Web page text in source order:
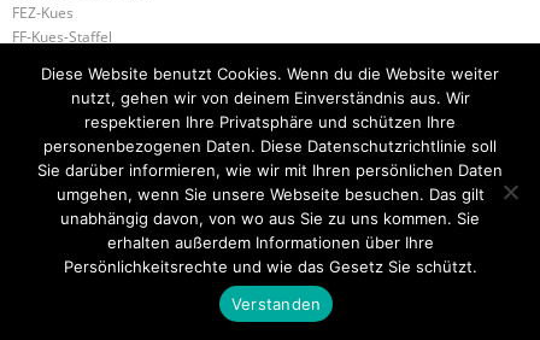
FEZ-Kues
FF-Kues-Staffel
S-1 SONDERLAGE H-2 TÜR ÖFFNEN DRINGEND
Startseite Einsätze Mitglied werden Über uns
Bilder
Kontakt
Theme byThink Up Themes Ltd. Powered byWordPress.
Diese Website benutzt Cookies. Wenn du die Website weiter
nutzt, gehen wir von deinem Einverständnis aus. Wir
respektieren Ihre Privatsphäre und schützen Ihre
personenbezogenen Daten. Diese Datenschutzrichtlinie soll
Sie darüber informieren, wie wir mit Ihren persönlichen Daten
umgehen, wenn Sie unsere Webseite besuchen. Das gilt
unabhängig davon, von wo aus Sie zu uns kommen. Sie
erhalten außerdem Informationen über Ihre
Persönlichkeitsrechte und wie das Gesetz Sie schützt.
Verstanden